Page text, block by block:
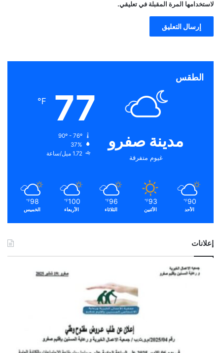
لاستخدامها المرة المقبلة في تعليقي.
الطقس
مدينة صفرو
غيوم متفرقة
77
℉
37%
1.72 ميل/ساعة
90
℉
الأحد
93
℉
الأثنين
96
℉
الثلاثاء
100
℉
الأربعاء
98
℉
الخميس
إعلانات